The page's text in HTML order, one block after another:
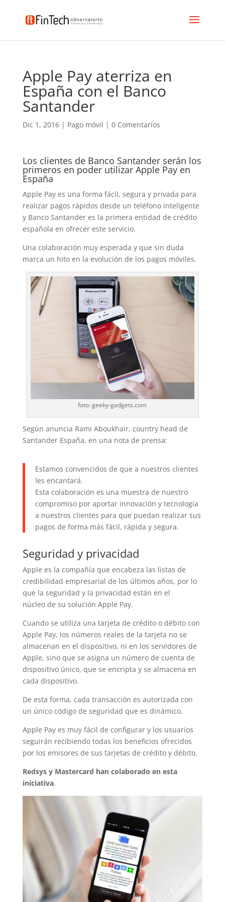
Apple Pay aterriza en
España con el Banco
Santander
Dic 1, 2016| Pago móvil | 0 Comentarios
Los clientes de Banco Santander serán los
primeros en poder utilizar Apple Pay en
España
Apple Pay es una forma fácil, segura y privada para
realizar pagos rápidos desde un teléfono inteligente
y Banco Santander es la primera entidad de crédito
española en ofrecer este servicio.
Una colaboración muy esperada y que sin duda
marca un hito en la evolución de los pagos móviles.
foto: geeky-gadgets.com
Según anuncia Rami Aboukhair, country head de
Santander España, en una nota de prensa:
Estamos convencidos de que a nuestros clientes
les encantará.
Esta colaboración es una muestra de nuestro
compromiso por aportar innovación y tecnología
a nuestros clientes para que puedan realizar sus
pagos de forma más fácil, rápida y segura.
Seguridad y privacidad
Apple es la compañía que encabeza las listas de
credibilidad empresarial de los últimos años, por lo
que la seguridad y la privacidad están en el
núcleo de su solución Apple Pay.
Cuando se utiliza una tarjeta de crédito o débito con
Apple Pay, los números reales de la tarjeta no se
almacenan en el dispositivo, ni en los servidores de
Apple, sino que se asigna un número de cuenta de
dispositivo único, que se encripta y se almacena en
cada dispositivo.
De esta forma, cada transacción es autorizada con
un único código de seguridad que es dinámico.
Apple Pay es muy fácil de configurar y los usuarios
seguirán recibiendo todas los beneficios ofrecidos
por los emisores de sus tarjetas de crédito y débito.
Redsys y Mastercard han colaborado en esta
iniciativa.